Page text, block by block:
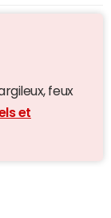
feux
et